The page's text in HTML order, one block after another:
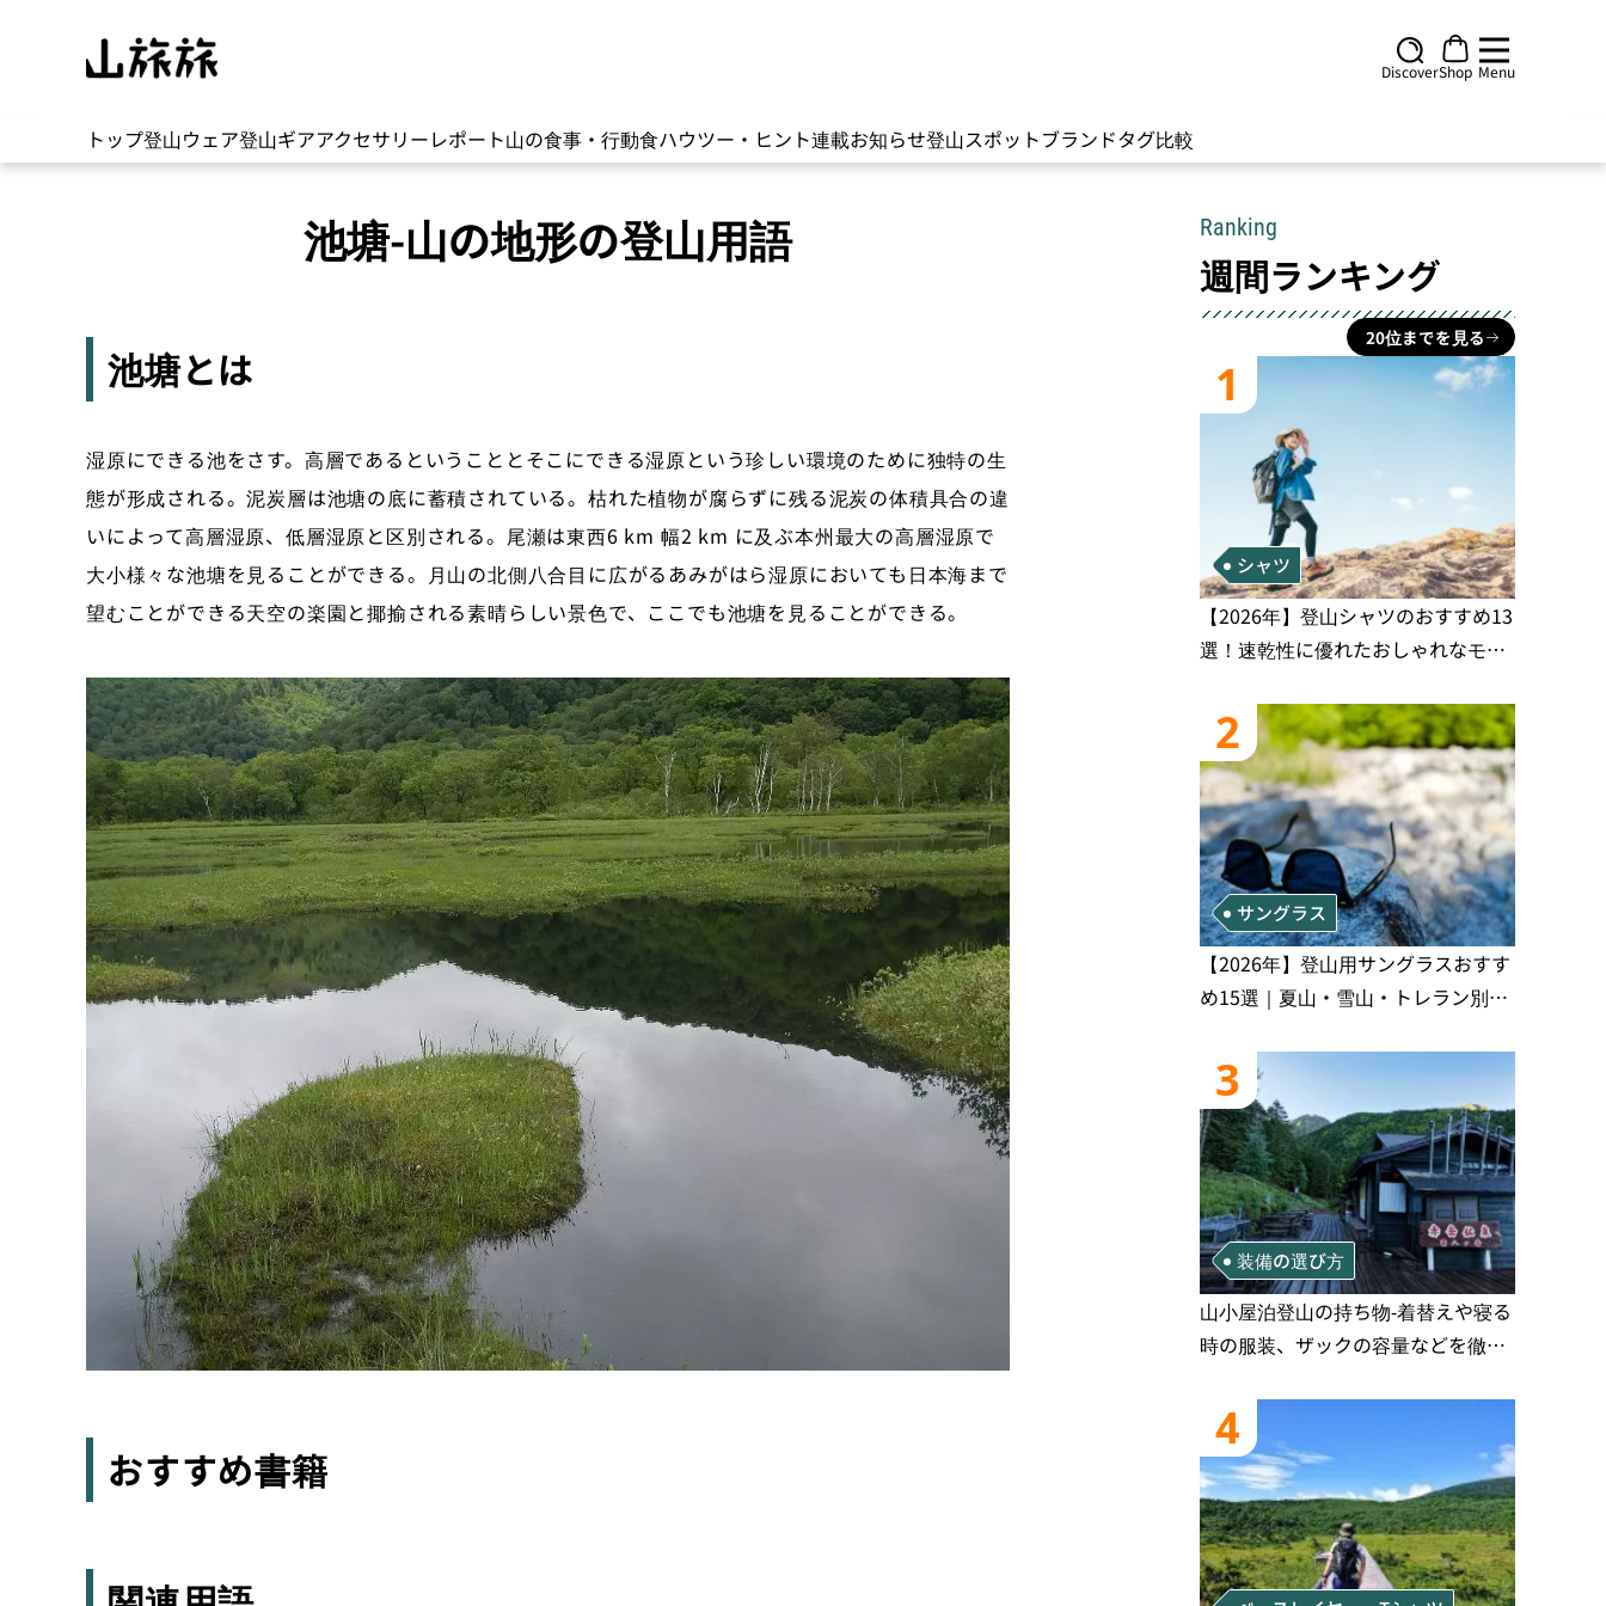
DiscoverShop Menu
トップ登山ウェア登山ギアアクセサリーレポート山の食事・行動食ハウツー・ヒント連載お知らせ登山スポットブランドタグ比較
池塘-山の地形の登山用語
池塘とは
湿原にできる池をさす。高層であるということとそこにできる湿原という珍しい環境のために独特の生
態が形成される。泥炭層は池塘の底に蓄積されている。枯れた植物が腐らずに残る泥炭の体積具合の違
いによって高層湿原、低層湿原と区別される。尾瀬は東西6 km 幅2 km に及ぶ本州最大の高層湿原で
大小様々な池塘を見ることができる。月山の北側八合目に広がるあみがはら湿原においても日本海まで
望むことができる天空の楽園と揶揄される素晴らしい景色で、ここでも池塘を見ることができる。
おすすめ書籍
Ranking
週間ランキング
20位までを見る
1
シャツ
【2026年】登山シャツのおすすめ13
選！速乾性に優れたおしゃれなモデ
2
サングラス
【2026年】登山用サングラスおすす
め15選｜夏山・雪山・トレラン別、
3
装備の選び方
山小屋泊登山の持ち物‐着替えや寝る
時の服装、ザックの容量などを徹底
4